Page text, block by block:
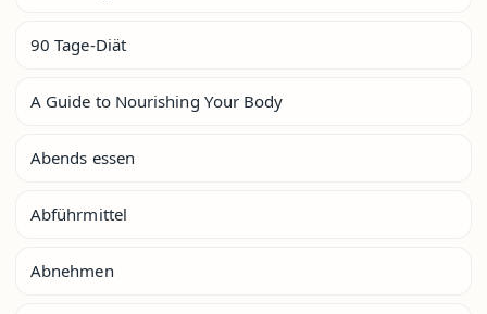
90 Tage-Diät
A Guide to Nourishing Your Body
Abends essen
Abführmittel
Abnehmen